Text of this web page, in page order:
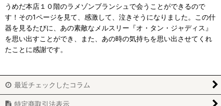
うめだ本店１０階のラメゾンブランシュで会うことができるので
す！その1ページを見て、感激して、泣きそうになりました。この什
器を見るたびに、あの素敵なメルスリー『オ・タン・ジャディス』
を思い出すことができ、また、あの時の気持ちを思い出させてくれ
たことに感謝です。
最近チェックしたコラム
特定商取引法表示